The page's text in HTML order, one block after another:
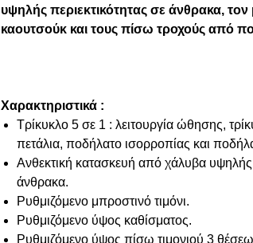
υψηλής περιεκτικότητας σε άνθρακα,
καουτσούκ και τους πίσω τροχούς από
Χαρακτηριστικά :
Τρίκυκλο 5 σε 1 : λειτουργία ώθησης,
πετάλια, ποδήλατο ισορροπίας και
Ανθεκτική κατασκευή από χάλυβα υψηλής
άνθρακα.
Ρυθμιζόμενο μπροστινό τιμόνι.
Ρυθμιζόμενο ύψος καθίσματος.
Ρυθμιζόμενο ύψος πίσω τιμονιού 3